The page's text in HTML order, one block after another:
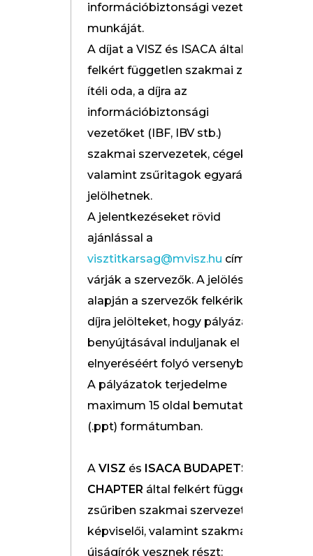
információbiztonsági vezetők
munkáját.
A díjat a VISZ és ISACA által
felkért független szakmai zsűri
ítéli oda, a díjra az
információbiztonsági
vezetőket (IBF, IBV stb.)
szakmai szervezetek, cégek,
valamint zsűritagok egyaránt
jelölhetnek.
A jelentkezéseket rövid
ajánlással a
visztitkarsag@mvisz.hu címre
várják a szervezők. A jelölések
alapján a szervezők felkérik a
díjra jelölteket, hogy pályázat
benyújtásával induljanak el a díj
elnyeréséért folyó versenyben.
A pályázatok terjedelme
maximum 15 oldal bemutató
(.ppt) formátumban.
A VISZ és ISACA BUDAPETS
CHAPTER által felkért független
zsűriben szakmai szervezetek
képviselői, valamint szakmai
újságírók vesznek részt: